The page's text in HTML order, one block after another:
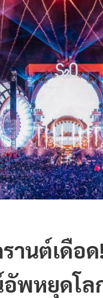
นต์เดือด
พหยุดโล